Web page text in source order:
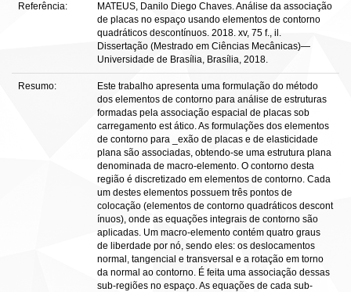
Referência:
MATEUS, Danilo Diego Chaves. Análise da associação
de placas no espaço usando elementos de contorno
quadráticos descontínuos. 2018. xv, 75 f., il.
Dissertação (Mestrado em Ciências Mecânicas)—
Universidade de Brasília, Brasília, 2018.
Resumo:
Este trabalho apresenta uma formulação do método
dos elementos de contorno para análise de estruturas
formadas pela associação espacial de placas sob
carregamento est ático. As formulações dos elementos
de contorno para _exão de placas e de elasticidade
plana são associadas, obtendo-se uma estrutura plana
denominada de macro-elemento. O contorno desta
região é discretizado em elementos de contorno. Cada
um destes elementos possuem três pontos de
colocação (elementos de contorno quadráticos descont
ínuos), onde as equações integrais de contorno são
aplicadas. Um macro-elemento contém quatro graus
de liberdade por nó, sendo eles: os deslocamentos
normal, tangencial e transversal e a rotação em torno
da normal ao contorno. É feita uma associação dessas
sub-regiões no espaço. As equações de cada sub-